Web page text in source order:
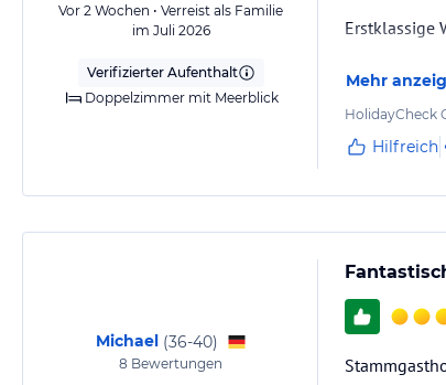
Vor 2 Wochen • Verreist als Familie
im Juli 2026
Verifizierter Aufenthalt
Doppelzimmer mit Meerblick
Erstklassige
Mehr
HolidayCheck
Hilfreich
Michael (36-40)
8 Bewertungen